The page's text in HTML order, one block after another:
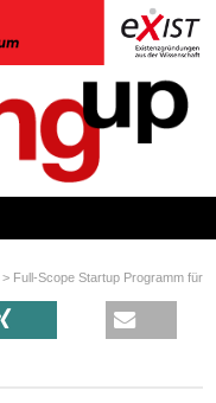
> Full-Scope Startup Programm für